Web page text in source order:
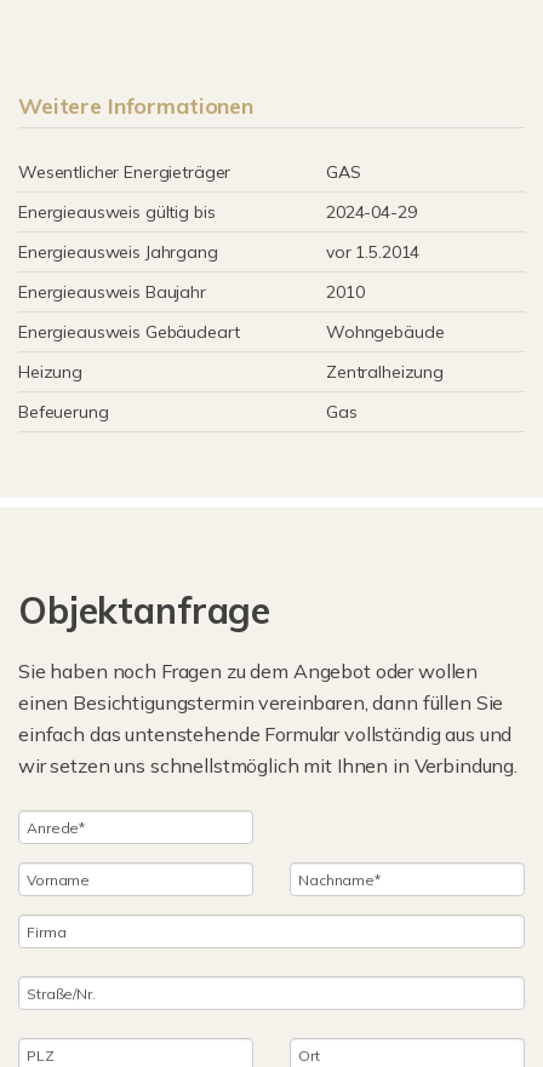
Weitere Informationen
Wesentlicher Energieträger
GAS
Energieausweis gültig bis
2024-04-29
Energieausweis Jahrgang
vor 1.5.2014
Energieausweis Baujahr
2010
Energieausweis Gebäudeart
Wohngebäude
Heizung
Zentralheizung
Befeuerung
Gas
Objektanfrage
Sie haben noch Fragen zu dem Angebot oder wollen
einen Besichtigungstermin vereinbaren, dann füllen Sie
einfach das untenstehende Formular vollständig aus und
wir setzen uns schnellstmöglich mit Ihnen in Verbindung.